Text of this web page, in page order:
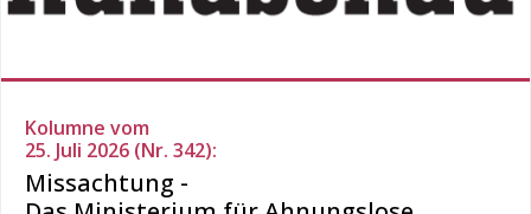
Kolumne vom
25. Juli 2026 (Nr. 342):
Missachtung -